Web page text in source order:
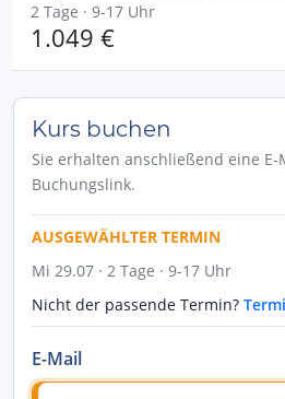
2 Tage · 9-17 Uhr
1.049 €
Kurs buchen
Sie erhalten anschließend eine
Buchungslink.
AUSGEWÄHLTER TERMIN
Mi 29.07 · 2 Tage · 9-17 Uhr
Nicht der passende Termin?
E-Mail